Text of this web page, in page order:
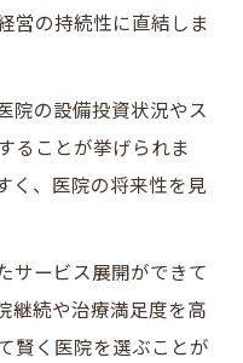
営の持続性に直結しま
院の設備投資状況やス
ることが挙げられま
く、医院の将来性を見
サービス展開ができて
継続や治療満足度を高
賢く医院を選ぶことが